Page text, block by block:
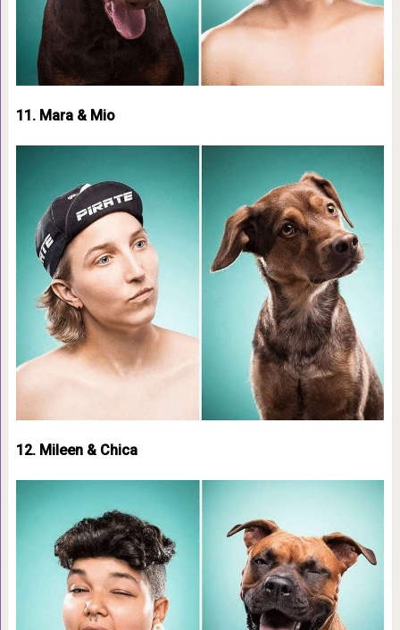
11. Mara & Mio
12. Mileen & Chica